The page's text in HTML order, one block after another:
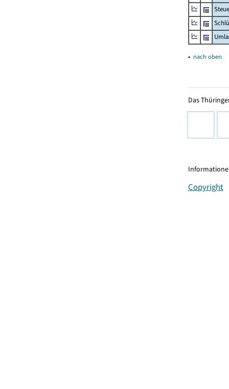
▴ nach oben
Das
Copyright